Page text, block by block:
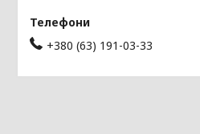
+380 (63) 191-03-33